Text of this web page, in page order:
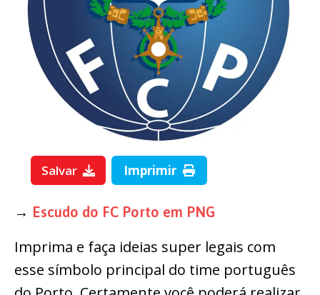
Salvar Imprimir
→ Escudo do FC Porto em PNG
Imprima e faça ideias super legais com
esse símbolo principal do time português